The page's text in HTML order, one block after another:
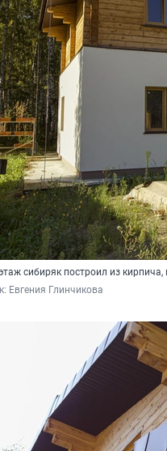
сибиряк построил из кирпича,
Евгения Глинчикова